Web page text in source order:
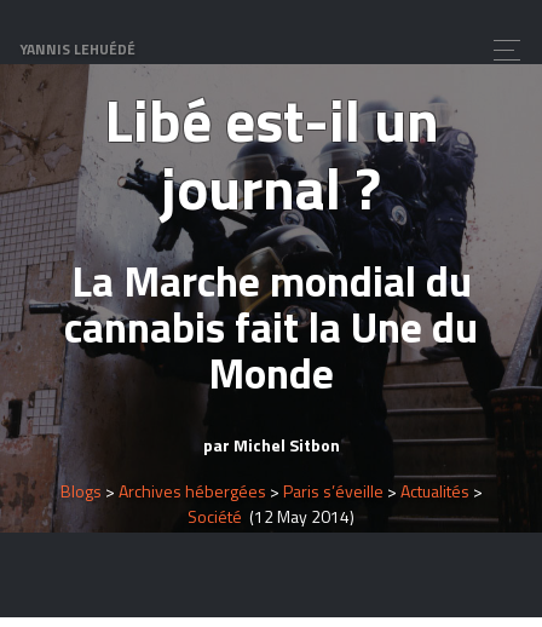
YANNIS LEHUÉDÉBrigade des stups
Libé est-il un
journal ?
La Marche mondial du
cannabis fait la Une du
Monde
par Michel Sitbon
Blogs >Archives hébergées >Paris s’éveille >Actualités >
Société (12 May 2014)